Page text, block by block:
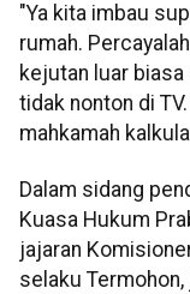
"Ya kita imbau
rumah.
kejutan luar biasa
tidak nonton di
mahkamah
Dalam sidang
Kuasa Hukum
jajaran
selaku